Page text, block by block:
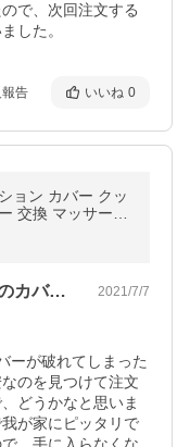
で、次回注文する
した。
告 いいね 0
ョン カバー クッ
交換 マッサージ
2台のマッサージ器のうちの一つのカバー… 2021/7/7
ーが破れてしまった
のを見つけて注文
どうかなと思いま
が家にピッタリで